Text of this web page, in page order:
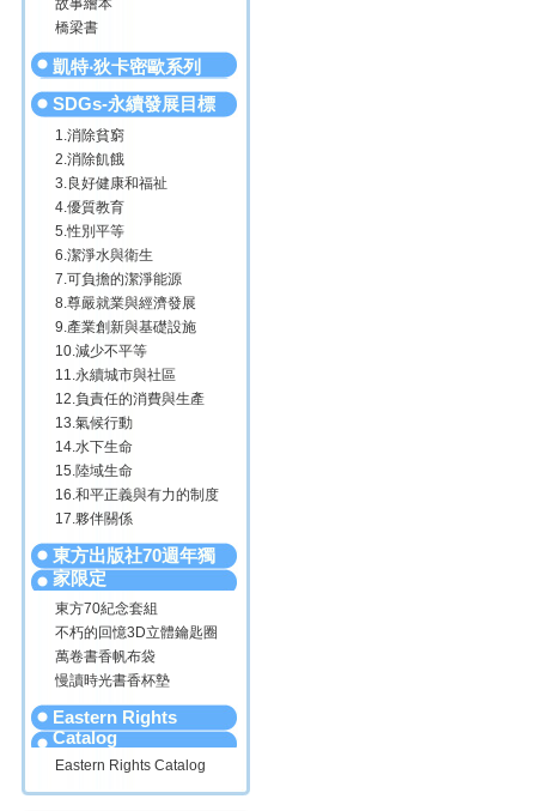
故事繪本
橋梁書
凱特‧狄卡密歐系列
SDGs-永續發展目標
1.消除貧窮
2.消除飢餓
3.良好健康和福祉
4.優質教育
5.性別平等
6.潔淨水與衛生
7.可負擔的潔淨能源
8.尊嚴就業與經濟發展
9.產業創新與基礎設施
10.減少不平等
11.永續城市與社區
12.負責任的消費與生產
13.氣候行動
14.水下生命
15.陸域生命
16.和平正義與有力的制度
17.夥伴關係
東方出版社70週年獨
家限定
東方70紀念套組
不朽的回憶3D立體鑰匙圈
萬卷書香帆布袋
慢讀時光書香杯墊
Eastern Rights
Catalog
Eastern Rights Catalog